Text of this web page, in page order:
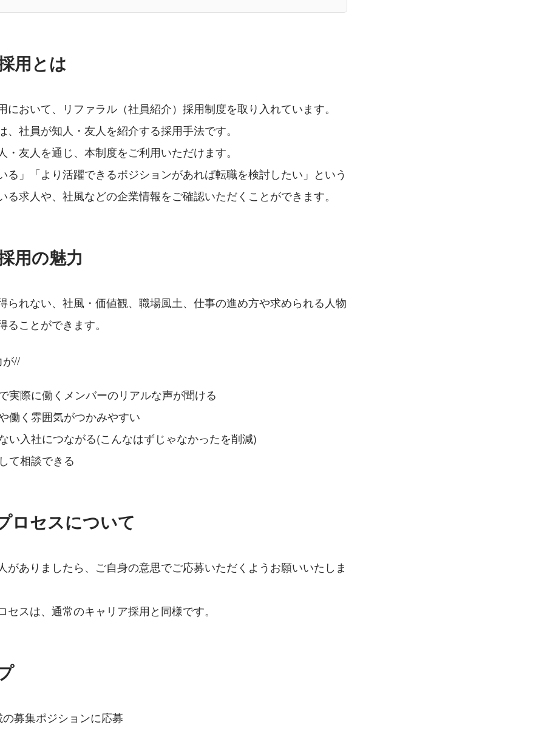
用とは
において、リファラル（社員紹介）採用制度を取り入れています。
、社員が知人・友人を紹介する採用手法です。
・友人を通じ、本制度をご利用いただけます。
る」「より活躍できるポジションがあれば転職を検討したい」という
る求人や、社風などの企業情報をご確認いただくことができます。
用の魅力
られない、社風・価値観、職場風土、仕事の進め方や求められる人物
ことができます。
が//
実際に働くメンバーのリアルな声が聞ける
働く雰囲気がつかみやすい
い入社につながる(こんなはずじゃなかったを削減)
て相談できる
ロセスについて
がありましたら、ご自身の意思でご応募いただくようお願いいたしま
セスは、通常のキャリア採用と同様です。
募集ポジションに応募